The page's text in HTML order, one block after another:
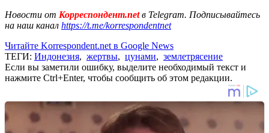
Новости от Корреспондент.netв Telegram. Подписывайтесь
на наш канал https://t.me/korrespondentnet
Читайте Korrespondent.net в Google News
ТЕГИ: Индонезия, жертвы, цунами, землетрясение
Если вы заметили ошибку, выделите необходимый текст и
нажмите Ctrl+Enter, чтобы сообщить об этом редакции.